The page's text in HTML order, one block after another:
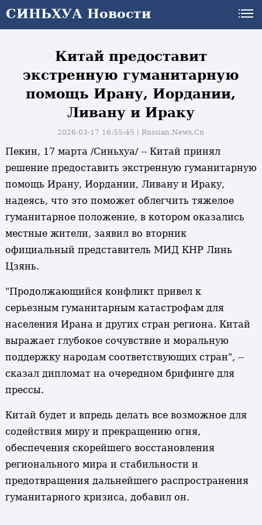
СИНЬХУА Новости
СИНЬХУА Новости
Китай предоставит
экстренную гуманитарную
помощь Ирану, Иордании,
Ливану и Ираку
2026-03-17 16:55:45丨Russian.News.Cn
Пекин, 17 марта /Синьхуа/ -- Китай принял
решение предоставить экстренную гуманитарную
помощь Ирану, Иордании, Ливану и Ираку,
надеясь, что это поможет облегчить тяжелое
гуманитарное положение, в котором оказались
местные жители, заявил во вторник
официальный представитель МИД КНР Линь
Цзянь.
"Продолжающийся конфликт привел к
серьезным гуманитарным катастрофам для
населения Ирана и других стран региона. Китай
выражает глубокое сочувствие и моральную
поддержку народам соответствующих стран", --
сказал дипломат на очередном брифинге для
прессы.
Китай будет и впредь делать все возможное для
содействия миру и прекращению огня,
обеспечения скорейшего восстановления
регионального мира и стабильности и
предотвращения дальнейшего распространения
гуманитарного кризиса, добавил он.